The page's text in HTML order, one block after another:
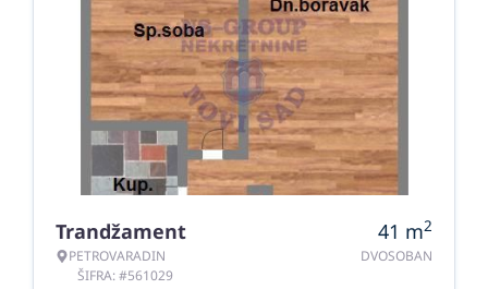
Trandžament
PETROVARADIN
ŠIFRA: #561029
41 m2
DVOSOBAN